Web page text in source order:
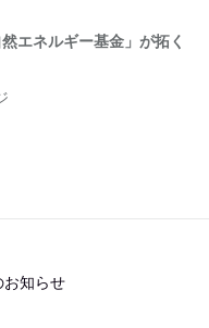
エネルギー基金」が拓く
お知らせ